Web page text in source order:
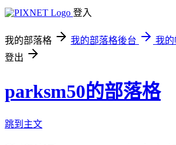
登入
我的部落格 我的部落格後台
我
登出
parksm50的部落格
跳到主文